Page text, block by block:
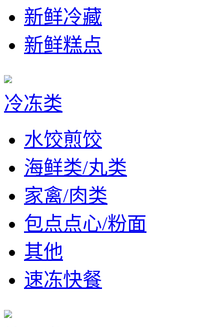
新鲜冷藏
新鲜糕点
冷冻类
水饺煎饺
海鲜类/丸类
家禽/肉类
包点点心/粉面
其他
速冻快餐